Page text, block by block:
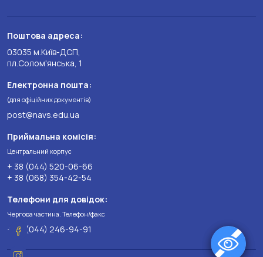
Поштова адреса:
03035 м.Київ-ДСП,
пл.Солом'янська, 1
Електронна пошта:
(для офіційних документів)
post@navs.edu.ua
Приймальна комісія:
Центральний корпус
+ 38 (044) 520-06-66
+ 38 (068) 354-42-54
Телефони для довідок:
Чергова частина. Телефон/факс
+ 38 (044) 246-94-91